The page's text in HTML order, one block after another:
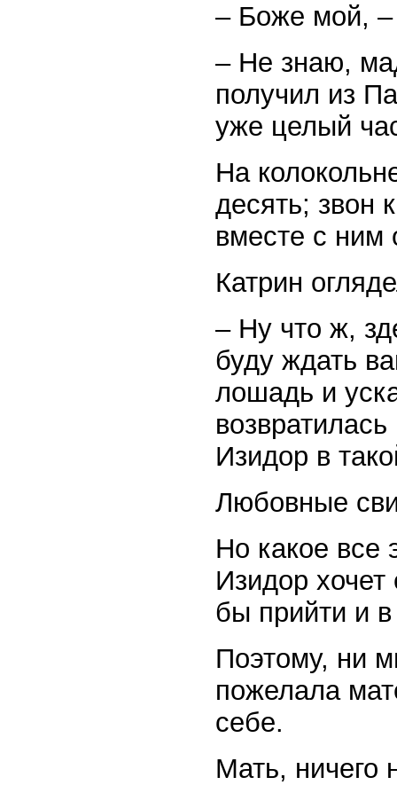
– Боже мой, –
– Не знаю,
получил из
уже целый
На
десять; звон
вместе с ним
Катрин
– Ну что ж,
буду ждать
лошадь и
Изидор в
Любовные
Но какое все
Изидор
бы прийти и
Поэтому, ни
пожелала
себе.
Мать, ничего